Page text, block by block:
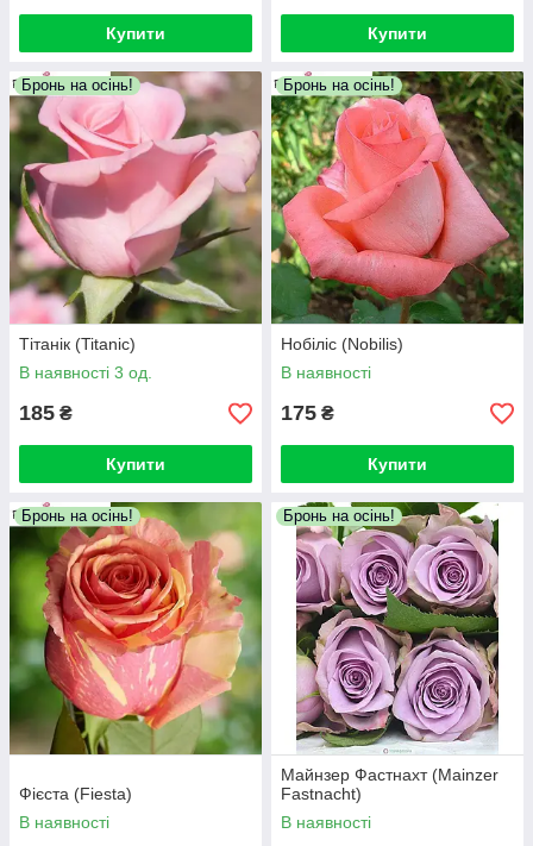
Купити Купити
Бронь на осінь!
Тітанік (Titanic)
В наявності 3 од.
185 ₴
Купити
Бронь на осінь!
Нобіліс (Nobilis)
В наявності
175 ₴
Купити
Бронь на осінь!
Фієста (Fiesta)
В наявності
Бронь на осінь!
Майнзер Фастнахт (Mainzer
Fastnacht)
В наявності